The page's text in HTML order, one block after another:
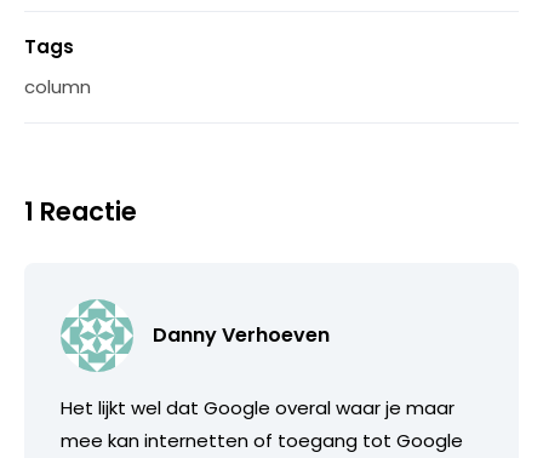
Tags
column
1 Reactie
Danny Verhoeven
Het lijkt wel dat Google overal waar je maar
mee kan internetten of toegang tot Google